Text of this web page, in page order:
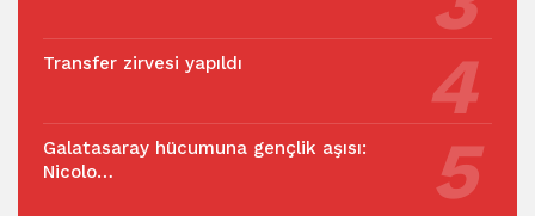
Transfer zirvesi yapıldı
Galatasaray hücumuna gençlik aşısı:
Nicolo…